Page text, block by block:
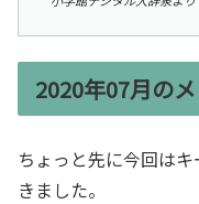
2020年07月の
ちょっと先に今回は
きました。